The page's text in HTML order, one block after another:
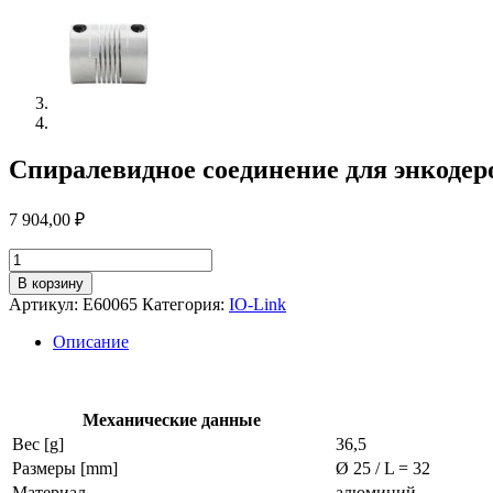
Спиралевидное соединение для
7 904,00 ₽
Количество
товара
Спиралевидное
соединение
энкодеров
В корзину
Артикул: E60065 Категория: IO-Link
Описание
Механические данные
Вес [g]
36,5
Размеры [mm]
Ø 25 / L = 32